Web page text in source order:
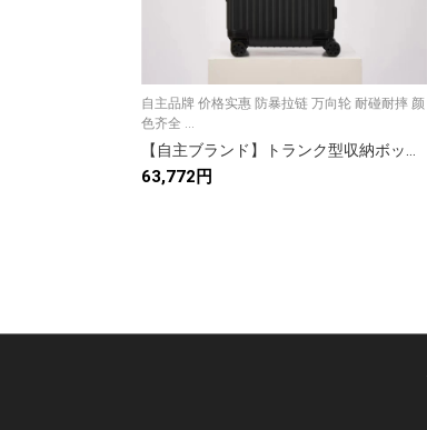
自主品牌 价格实惠 防暴拉链 万向轮 耐碰耐摔 颜
色齐全 ...
63,772円